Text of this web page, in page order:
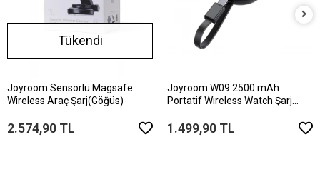
Tükendi
Joyroom Sensörlü Magsafe
Wireless Araç Şarj(Göğüs)
2.574,90 TL
Joyroom W09 2500 mAh
Portatif Wireless Watch Şarj
1.499,90 TL